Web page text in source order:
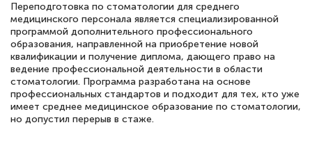
Елена Кравченко
Знаток города 5 уровня
18 марта 2026
Выражаю благодарность за курс
повышения квалификации "Эксперт ЕГЭ по
Переподготовка по стоматологии для среднего
медицинского персонала является специализированной
программой дополнительного профессионального
образования, направленной на приобретение новой
квалификации и получение диплома, дающего право на
ведение профессиональной деятельности в области
стоматологии. Программа разработана на основе
профессиональных стандартов и подходит для тех, кто уже
имеет среднее медицинское образование по стоматологии,
но допустил перерыв в стаже.